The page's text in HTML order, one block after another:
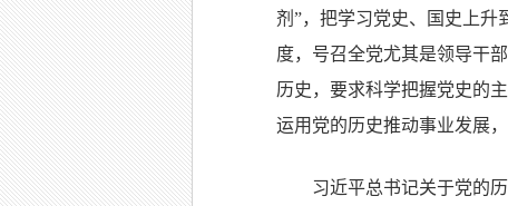
剂”，把学习党史、国史上升
度，号召全党尤其是领导干
历史，要求科学把握党史的
运用党的历史推动事业发展
习近平总书记关于党的